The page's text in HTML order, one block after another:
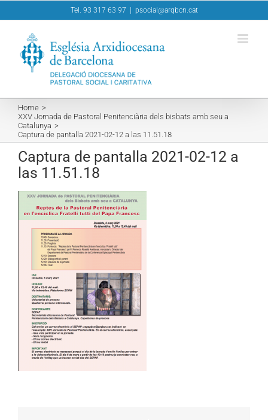
to
Tel. 93 317 63 97 psocial@arqbcn.cat
Home
XXV Jornada de Pastoral Penitenciària dels bisbats amb seu a
Catalunya
Captura de pantalla 2021-02-12 a las 11.51.18
Captura de pantalla 2021-02-12 a
las 11.51.18